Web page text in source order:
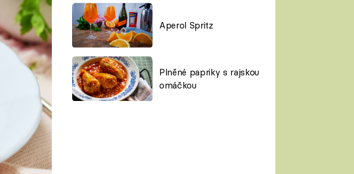
Aperol Spritz
Plněné papriky s rajskou
omáčkou